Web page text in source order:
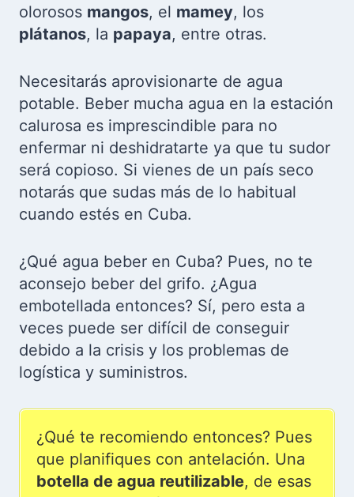
olorosos mangos, el mamey, los
plátanos, la papaya, entre otras.
Necesitarás aprovisionarte de agua
potable. Beber mucha agua en la estación
calurosa es imprescindible para no
enfermar ni deshidratarte ya que tu sudor
será copioso. Si vienes de un país seco
notarás que sudas más de lo habitual
cuando estés en Cuba.
¿Qué agua beber en Cuba? Pues, no te
aconsejo beber del grifo. ¿Agua
embotellada entonces? Sí, pero esta a
veces puede ser difícil de conseguir
debido a la crisis y los problemas de
logística y suministros.
¿Qué te recomiendo entonces? Pues
que planifiques con antelación. Una
botella de agua reutilizable, de esas